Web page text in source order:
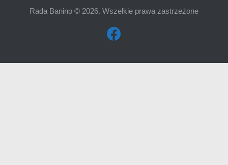
Rada Banino © 2026. Wszelkie prawa zastrzeżone